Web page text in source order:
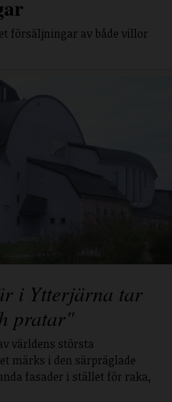
försäljningar av både villor
i Ytterjärna tar
pratar"
världens största
märks i den särpräglade
fasader i stället för raka,